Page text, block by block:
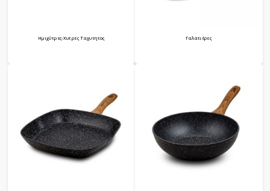
Ημιχύτρες-Χυτρες Ταχυτητος Γαλατιέρες